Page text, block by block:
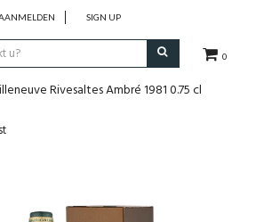
0
SIGN UP
Rivesaltes Ambré 1981 0.75 cl